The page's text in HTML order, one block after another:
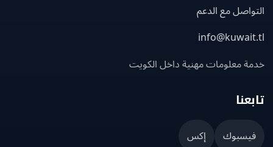
مع الدعم
معلومات مهنية داخل الكويت
إكس